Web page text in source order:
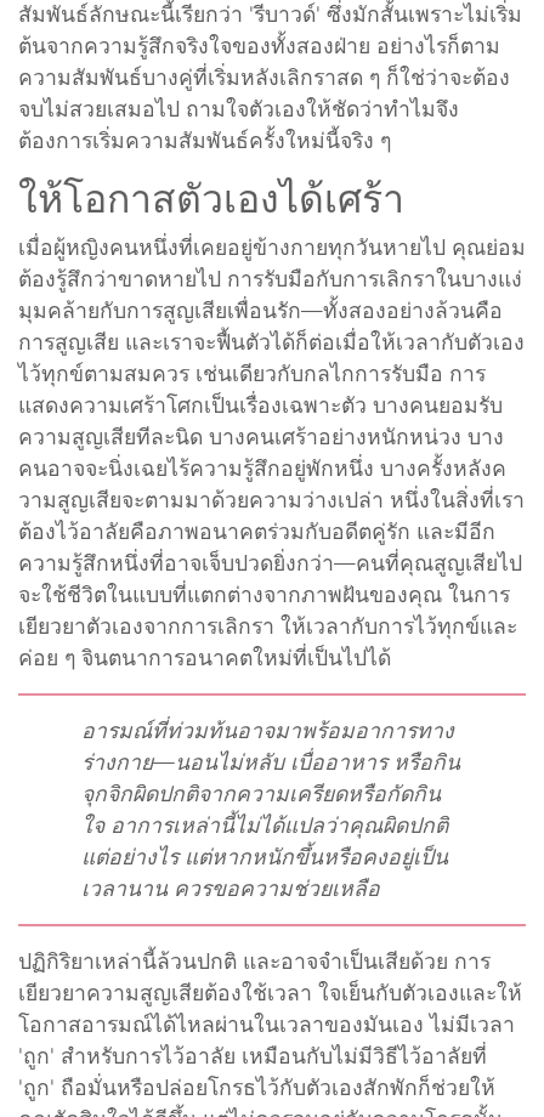
สัมพันธ์ลักษณะนี้เรียกว่า 'รีบาวด์' ซึ่งมักสั้นเพราะไม่เริ่ม
ต้นจากความรู้สึกจริงใจของทั้งสองฝ่าย อย่างไรก็ตาม
ความสัมพันธ์บางคู่ที่เริ่มหลังเลิกราสด ๆ ก็ใช่ว่าจะต้อง
จบไม่สวยเสมอไป ถามใจตัวเองให้ชัดว่าทำไมจึง
ต้องการเริ่มความสัมพันธ์ครั้งใหม่นี้จริง ๆ
ให้โอกาสตัวเองได้เศร้า
เมื่อผู้หญิงคนหนึ่งที่เคยอยู่ข้างกายทุกวันหายไป คุณย่อม
ต้องรู้สึกว่าขาดหายไป การรับมือกับการเลิกราในบางแง่
มุมคล้ายกับการสูญเสียเพื่อนรัก—ทั้งสองอย่างล้วนคือ
การสูญเสีย และเราจะฟื้นตัวได้ก็ต่อเมื่อให้เวลากับตัวเอง
ไว้ทุกข์ตามสมควร เช่นเดียวกับกลไกการรับมือ การ
แสดงความเศร้าโศกเป็นเรื่องเฉพาะตัว บางคนยอมรับ
ความสูญเสียทีละนิด บางคนเศร้าอย่างหนักหน่วง บาง
คนอาจจะนิ่งเฉยไร้ความรู้สึกอยู่พักหนึ่ง บางครั้งหลังค
วามสูญเสียจะตามมาด้วยความว่างเปล่า หนึ่งในสิ่งที่เรา
ต้องไว้อาลัยคือภาพอนาคตร่วมกับอดีตคู่รัก และมีอีก
ความรู้สึกหนึ่งที่อาจเจ็บปวดยิ่งกว่า—คนที่คุณสูญเสียไป
จะใช้ชีวิตในแบบที่แตกต่างจากภาพฝันของคุณ ในการ
เยียวยาตัวเองจากการเลิกรา ให้เวลากับการไว้ทุกข์และ
ค่อย ๆ จินตนาการอนาคตใหม่ที่เป็นไปได้
อารมณ์ที่ท่วมท้นอาจมาพร้อมอาการทาง
ร่างกาย—นอนไม่หลับ เบื่ออาหาร หรือกิน
จุกจิกผิดปกติจากความเครียดหรือกัดกิน
ใจ อาการเหล่านี้ไม่ได้แปลว่าคุณผิดปกติ
แต่อย่างไร แต่หากหนักขึ้นหรือคงอยู่เป็น
เวลานาน ควรขอความช่วยเหลือ
ปฏิกิริยาเหล่านี้ล้วนปกติ และอาจจำเป็นเสียด้วย การ
เยียวยาความสูญเสียต้องใช้เวลา ใจเย็นกับตัวเองและให้
โอกาสอารมณ์ได้ไหลผ่านในเวลาของมันเอง ไม่มีเวลา
'ถูก' สำหรับการไว้อาลัย เหมือนกับไม่มีวิธีไว้อาลัยที่
'ถูก' ถือมั่นหรือปล่อยโกรธไว้กับตัวเองสักพักก็ช่วยให้